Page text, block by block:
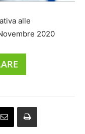
alle
2020